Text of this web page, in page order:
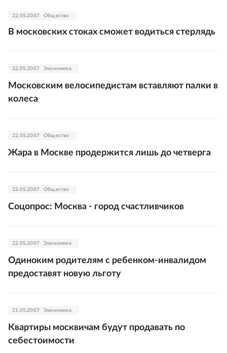
22.05.2007 Общество
В московских стоках сможет водиться стерлядь
22.05.2007 Экономика
Московским велосипедистам вставляют палки в
колеса
22.05.2007 Общество
Жара в Москве продержится лишь до четверга
22.05.2007 Общество
Соцопрос: Москва - город счастливчиков
22.05.2007 Экономика
Одиноким родителям с ребенком-инвалидом
предоставят новую льготу
21.05.2007 Экономика
Квартиры москвичам будут продавать по
себестоимости